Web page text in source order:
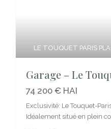
LE TOUQUET PARIS
Garage – Le
74 200 € HAI
Exclusivité: Le Touquet-
Idéalement situé en plein